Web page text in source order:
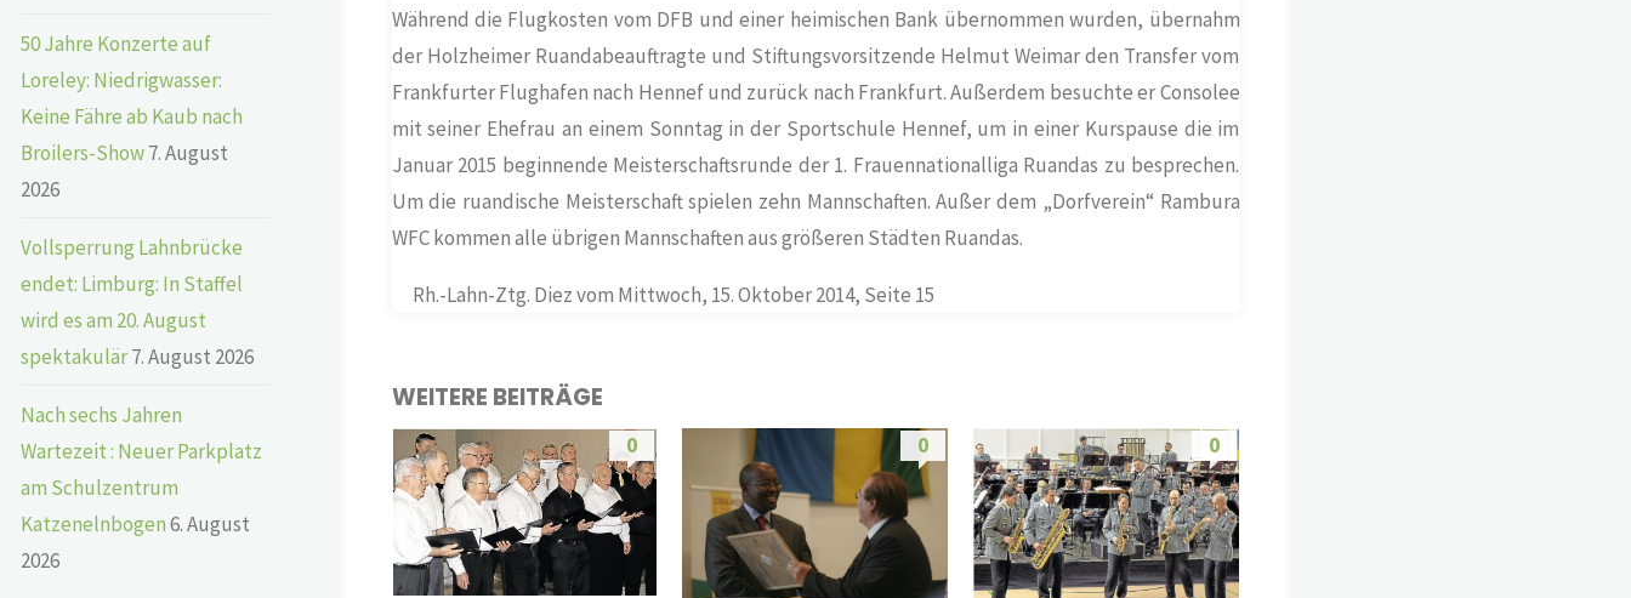
Während die Flugkosten vom DFB und einer heimischen Bank übernommen wurden, übernahm
der Holzheimer Ruandabeauftragte und Stiftungsvorsitzende Helmut Weimar den Transfer vom
Frankfurter Flughafen nach Hennef und zurück nach Frankfurt. Außerdem besuchte er Consolee
mit seiner Ehefrau an einem Sonntag in der Sportschule Hennef, um in einer Kurspause die im
Januar 2015 beginnende Meisterschaftsrunde der 1. Frauennationalliga Ruandas zu besprechen.
Um die ruandische Meisterschaft spielen zehn Mannschaften. Außer dem „Dorfverein“ Rambura
WFC kommen alle übrigen Mannschaften aus größeren Städten Ruandas.
Rh.-Lahn-Ztg. Diez vom Mittwoch, 15. Oktober 2014, Seite 15
WEITERE BEITRÄGE
0 0 0
50 Jahre Konzerte auf
Loreley: Niedrigwasser:
Keine Fähre ab Kaub nach
Broilers-Show7. August
2026
Vollsperrung Lahnbrücke
endet: Limburg: In Staffel
wird es am 20. August
spektakulär7. August 2026
Nach sechs Jahren
Wartezeit : Neuer Parkplatz
am Schulzentrum
Katzenelnbogen6. August
2026